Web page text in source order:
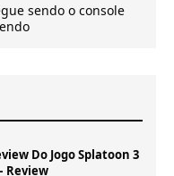
sendo o console
Do Jogo Splatoon 3
Review